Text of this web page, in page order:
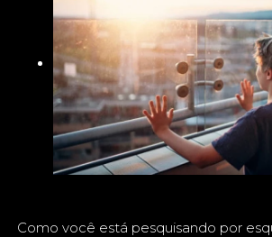
Como você está pesquisando por